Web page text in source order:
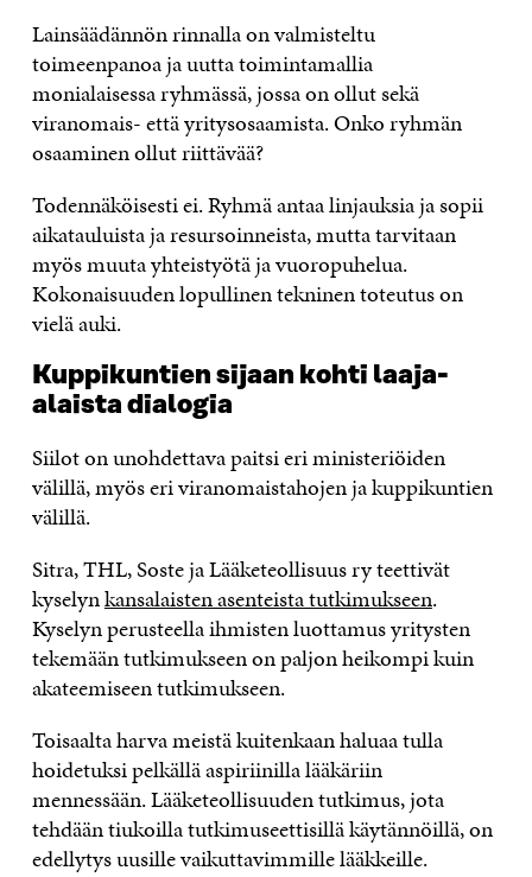
Lainsäädännön rinnalla on valmisteltu
toimeenpanoa ja uutta toimintamallia
monialaisessa ryhmässä, jossa on ollut sekä
viranomais- että yritysosaamista. Onko ryhmän
osaaminen ollut riittävää?
Todennäköisesti ei. Ryhmä antaa linjauksia ja sopii
aikatauluista ja resursoinneista, mutta tarvitaan
myös muuta yhteistyötä ja vuoropuhelua.
Kokonaisuuden lopullinen tekninen toteutus on
vielä auki.
Kuppikuntien sijaan kohti laaja-
alaista dialogia
Siilot on unohdettava paitsi eri ministeriöiden
välillä, myös eri viranomaistahojen ja kuppikuntien
välillä.
Sitra, THL, Soste ja Lääketeollisuus ry teettivät
kyselynkansalaisten asenteista tutkimukseen.
Kyselyn perusteella ihmisten luottamus yritysten
tekemään tutkimukseen on paljon heikompi kuin
akateemiseen tutkimukseen.
Toisaalta harva meistä kuitenkaan haluaa tulla
hoidetuksi pelkällä aspiriinilla lääkäriin
mennessään. Lääketeollisuuden tutkimus, jota
tehdään tiukoilla tutkimuseettisillä käytännöillä, on
edellytys uusille vaikuttavimmille lääkkeille.